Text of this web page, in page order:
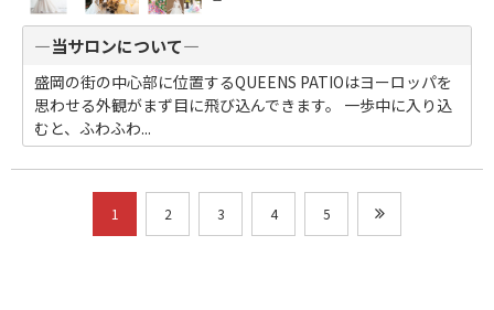
―当サロンについて―
盛岡の街の中心部に位置するQUEENS PATIOはヨーロッパを
思わせる外観がまず目に飛び込んできます。 一歩中に入り込
むと、ふわふわ...
1 2 3 4 5